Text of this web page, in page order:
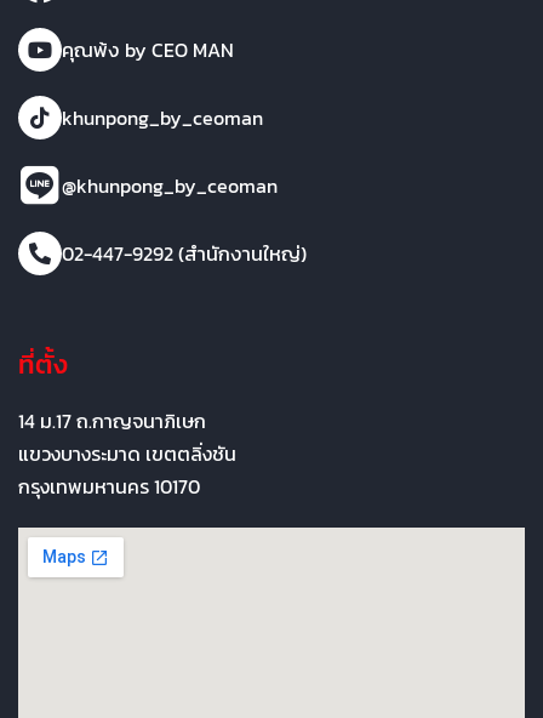
คุณพ้ง by CEO MAN
khunpong_by_ceoman
@khunpong_by_ceoman
02-447-9292 (สำนักงานใหญ่)
ที่ตั้ง
14 ม.17 ถ.กาญจนาภิเษก
แขวงบางระมาด เขตตลิ่งชัน
กรุงเทพมหานคร 10170